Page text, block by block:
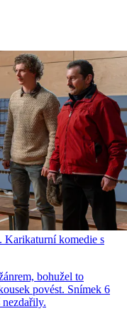
Karikaturní komedie s
bohužel to
povést. Snímek 6